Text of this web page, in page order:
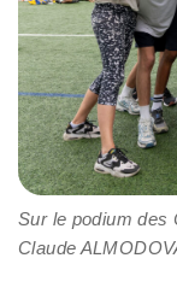
Sur le podium des
Claude